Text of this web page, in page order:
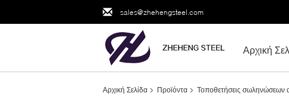
sales@zhehengsteel.com
Αρχική
Αρχική Σελίδα Προϊόντα Τοποθετήσεις σωληνώσεων